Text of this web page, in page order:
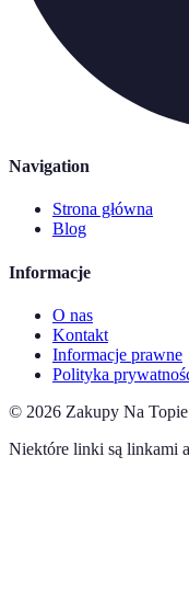
Navigation
Strona główna
Blog
Informacje
O nas
Kontakt
Informacje prawne
Polityka
© 2026 Zakupy Na Topie
Niektóre linki są linkami